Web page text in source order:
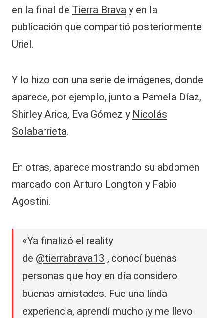
en la final de Tierra Brava y en la
publicación que compartió posteriormente
Uriel.
Y lo hizo con una serie de imágenes, donde
aparece, por ejemplo, junto a Pamela Díaz,
Shirley Arica, Eva Gómez y Nicolás
Solabarrieta.
En otras, aparece mostrando su abdomen
marcado con Arturo Longton y Fabio
Agostini.
«Ya finalizó el reality
de @tierrabrava13 , conocí buenas
personas que hoy en día considero
buenas amistades. Fue una linda
experiencia, aprendí mucho ¡y me llevo